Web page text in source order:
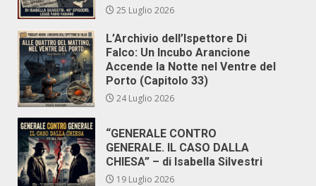
25 Luglio 2026
L’Archivio dell’Ispettore Di
Falco: Un Incubo Arancione
Accende la Notte nel Ventre del
Porto (Capitolo 33)
24 Luglio 2026
“GENERALE CONTRO
GENERALE. IL CASO DALLA
CHIESA” – di Isabella Silvestri
19 Luglio 2026